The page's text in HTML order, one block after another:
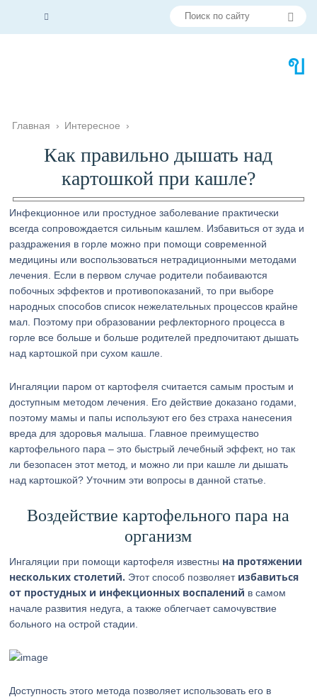
Главная › Интересное ›
Как правильно дышать над
картошкой при кашле?
Инфекционное или простудное заболевание практически
всегда сопровождается сильным кашлем. Избавиться от зуда и
раздражения в горле можно при помощи современной
медицины или воспользоваться нетрадиционными методами
лечения. Если в первом случае родители побаиваются
побочных эффектов и противопоказаний, то при выборе
народных способов список нежелательных процессов крайне
мал. Поэтому при образовании рефлекторного процесса в
горле все больше и больше родителей предпочитают дышать
над картошкой при сухом кашле.
Ингаляции паром от картофеля считается самым простым и
доступным методом лечения. Его действие доказано годами,
поэтому мамы и папы используют его без страха нанесения
вреда для здоровья малыша. Главное преимущество
картофельного пара – это быстрый лечебный эффект, но так
ли безопасен этот метод, и можно ли при кашле ли дышать
над картошкой? Уточним эти вопросы в данной статье.
Воздействие картофельного пара на
организм
Ингаляции при помощи картофеля известны на протяжении
нескольких столетий. Этот способ позволяет избавиться
от простудных и инфекционных воспалений в самом
начале развития недуга, а также облегчает самочувствие
больного на острой стадии.
Доступность этого метода позволяет использовать его в